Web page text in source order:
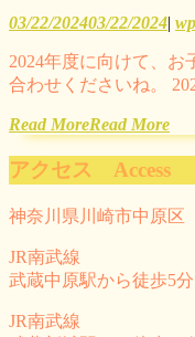
03/22/202403/22/2024|
2024年度に向けて、
合わせくださいね。
Read MoreRead More
アクセス Access
神奈川県川崎市中原区
JR南武線
武蔵中原駅から徒歩5分
JR南武線